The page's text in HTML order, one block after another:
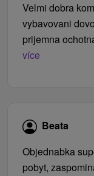
Velmi dobra
vybavovani
prijemna
více
Beata
Objednabka
pobyt,